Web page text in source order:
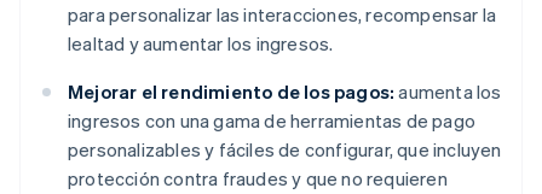
para personalizar las interacciones, recompensar la
lealtad y aumentar los ingresos.
Mejorar el rendimiento de los pagos: aumenta los
ingresos con una gama de herramientas de pago
personalizables y fáciles de configurar, que incluyen
protección contra fraudes y que no requieren